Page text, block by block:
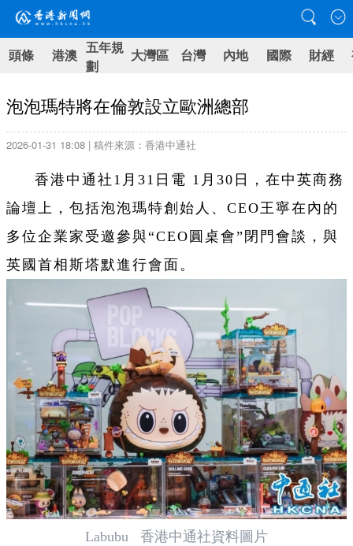
頭條 港澳 五年規
劃
大灣區 台灣 內地 國際 財經
泡泡瑪特將在倫敦設立歐洲總部
2026-01-31 18:08 | 稿件來源：香港中通社
香港中通社1月31日電 1月30日，在中英商務
論壇上，包括泡泡瑪特創始人、CEO王寧在內的
多位企業家受邀參與“CEO圓桌會”閉門會談，與
英國首相斯塔默進行會面。
Labubu 香港中通社資料圖片